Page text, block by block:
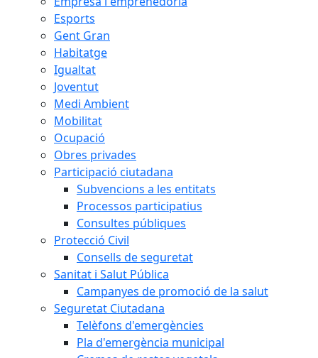
Esports
Gent Gran
Habitatge
Igualtat
Joventut
Medi Ambient
Mobilitat
Ocupació
Obres privades
Participació ciutadana
Subvencions a les entitats
Processos participatius
Consultes públiques
Protecció Civil
Consells de seguretat
Sanitat i Salut Pública
Campanyes de promoció de la salut
Seguretat Ciutadana
Telèfons d'emergències
Pla d'emergència municipal